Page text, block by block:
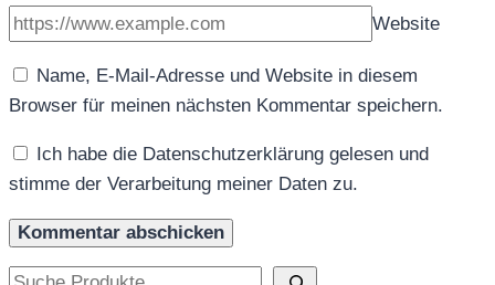
Website
Name, E-Mail-Adresse und Website in diesem
Browser für meinen nächsten Kommentar speichern.
Ich habe die Datenschutzerklärung gelesen und
stimme der Verarbeitung meiner Daten zu.
Suchen